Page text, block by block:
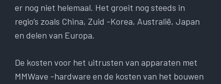
er nog niet helemaal. Het groeit nog steeds in
regio’s zoals China, Zuid -Korea, Australië, Japan
en delen van Europa.
De kosten voor het uitrusten van apparaten met
MMWave -hardware en de kosten van het bouwen